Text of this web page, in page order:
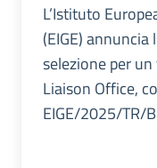
L’Istituto
(EIGE)
selezione per
Liaison Office,
EIGE/2025/TR/